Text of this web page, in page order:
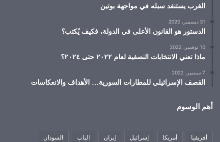
الغرب يستنفد سبله في مواجهة بوتين
31 ديسمبر، 2020
الدستور هو القانون الأعلى في الدولة، فكيف يُكتب؟
10 نوفمبر، 2022
ماذا تعني الانتخابات النصفية لعام ٢٠٢٢ حتى ٢٠٢٤؟
7 سبتمبر، 2022
القصف الإسرائيلي للمطارات السورية… الأهداف والانعكاسات
أهم الوسوم
أفريقيا أمريكا إسرائيل إيران الباب السودان